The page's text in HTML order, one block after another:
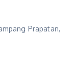
Prapatan,